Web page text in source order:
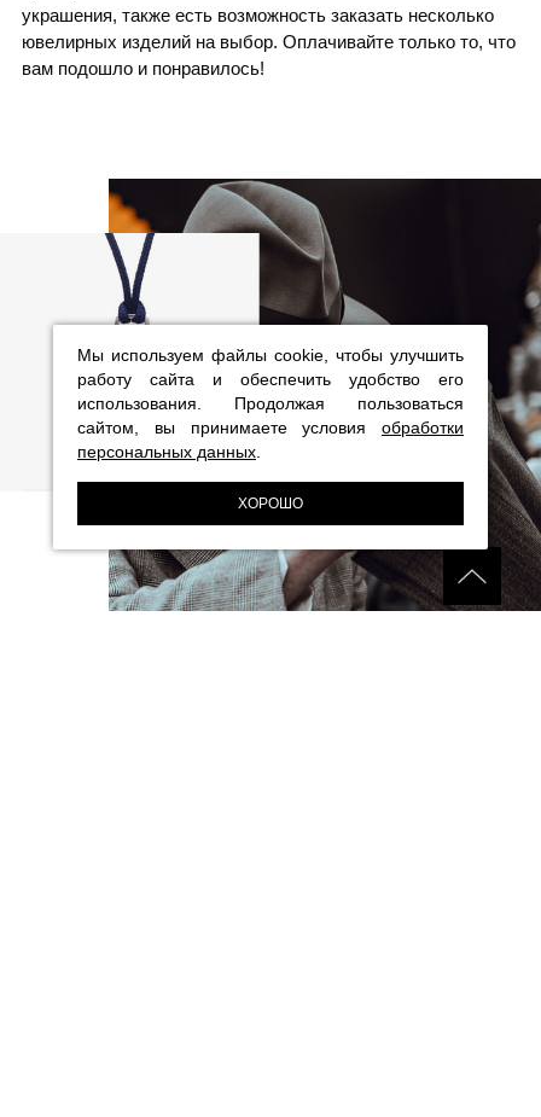
украшения, также есть возможность заказать несколько
ювелирных изделий на выбор. Оплачивайте только то, что
вам подошло и понравилось!
Мы используем файлы cookie, чтобы улучшить
работу сайта и обеспечить удобство его
использования. Продолжая пользоваться
сайтом, вы принимаете условия обработки
персональных данных
ХОРОШО